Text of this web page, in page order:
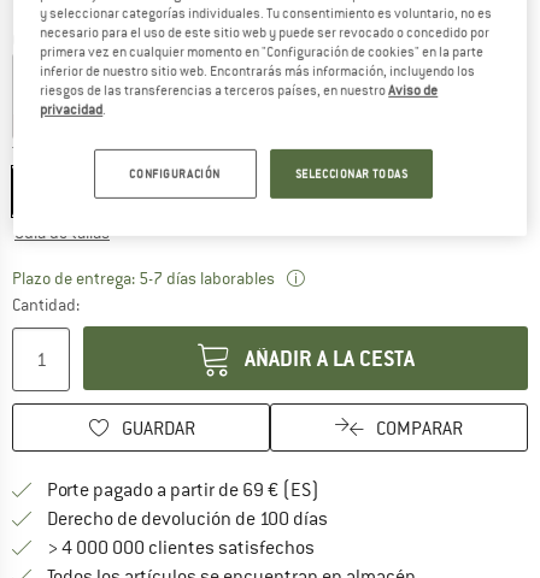
Color:Octane / Ink Blue
Talla:
M L
Guía de tallas
Plazo de entrega: 5-7 días laborables
Cantidad:
AÑADIR A LA CESTA
GUARDAR COMPARAR
Porte pagado a partir de 69 € (ES)
Derecho de devolución de 100 días
> 4 000 000 clientes satisfechos
y seleccionar categorías individuales. Tu consentimiento es voluntario, no es
necesario para el uso de este sitio web y puede ser revocado o concedido por
primera vez en cualquier momento en "Configuración de cookies" en la parte
inferior de nuestro sitio web. Encontrarás más información, incluyendo los
riesgos de las transferencias a terceros países, en nuestroAviso de
privacidad
CONFIGURACIÓN SELECCIONAR TODAS